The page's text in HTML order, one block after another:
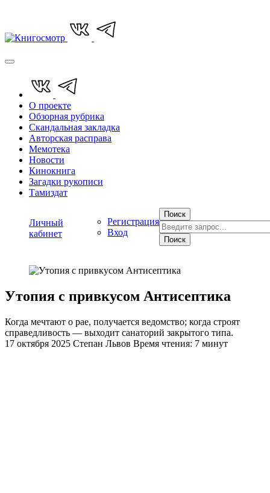
О проекте
Обзорная рубрика
Скандальная закладка
Авторская расправа
Мемотека
Новости
Кинокнига
Загадки рукописи
Тамиздат
Личный
кабинет
Регистрация
Вход
Поиск
Поиск
Утопия с привкусом Антисептика
Когда мечтают о рае, получается ведомство; когда строят
справедливость — выходит санаторий закрытого типа.
17 октября 2025 Степан Львов Время чтения: 7 минут